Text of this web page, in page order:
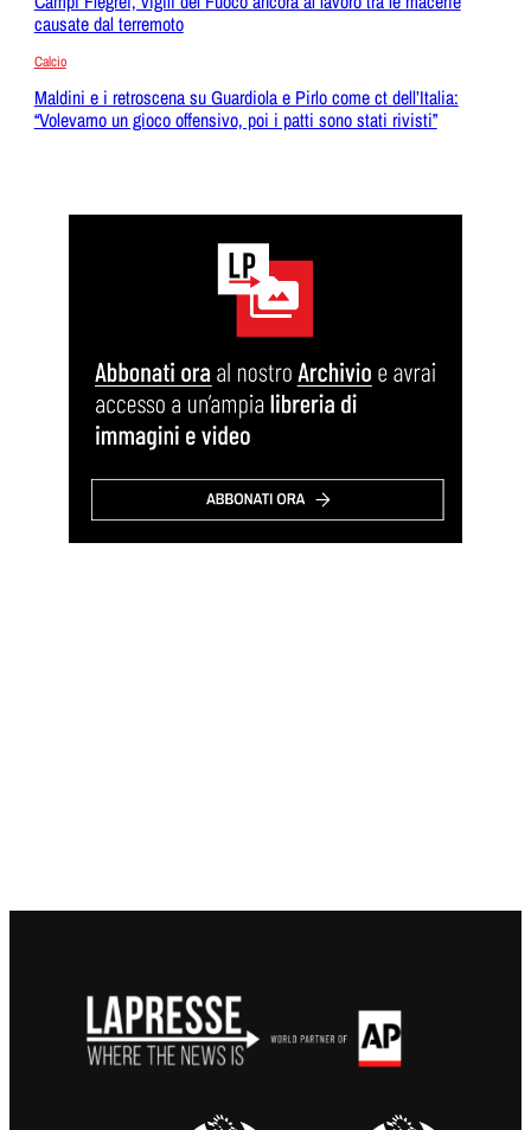
causate dal terremoto
Calcio
Maldini e i retroscena su Guardiola e Pirlo come ct dell’Italia:
“Volevamo un gioco offensivo, poi i patti sono stati rivisti”